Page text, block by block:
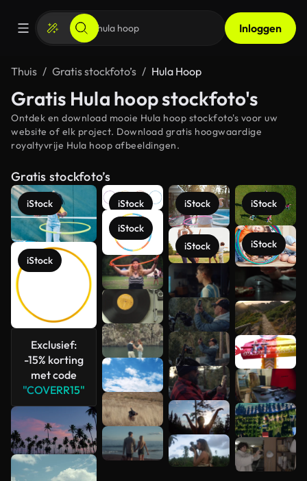
Inloggen
Thuis Gratis stockfoto’s Hula Hoop
Gratis Hula hoop stockfoto's
Ontdek en download mooie Hula hoop stockfoto's voor uw
website of elk project. Download gratis hoogwaardige
royaltyvrije Hula hoop afbeeldingen.
Gratis stockfoto’s
iStock
iStock
Exclusief:
-15% korting
met code
"COVERR15"
iStock
iStock
iStock
iStock
iStock
iStock
Meer
bekijken